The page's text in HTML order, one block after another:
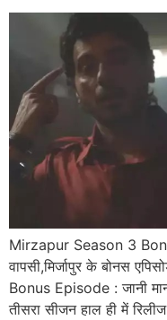
Mirzapur Season 3
वापसी,मिर्जापुर के बोनस
Bonus Episode : जानी
तीसरा सीजन हाल ही में